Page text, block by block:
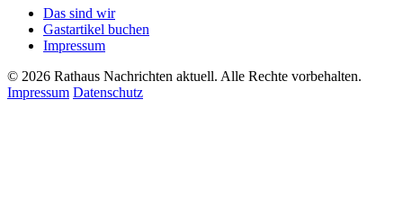
Das sind wir
Gastartikel buchen
Impressum
© 2026 Rathaus Nachrichten aktuell. Alle Rechte vorbehalten.
Impressum Datenschutz